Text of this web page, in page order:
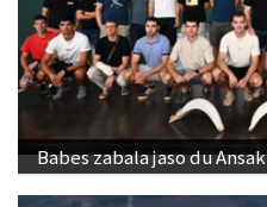
Babes zabala jaso du Ansak